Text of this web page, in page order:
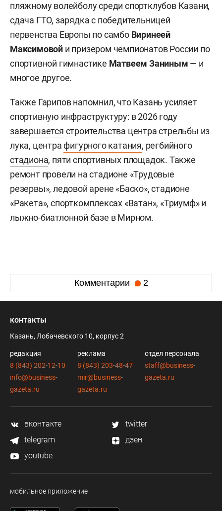
пляжному волейболу среди спортклубов Казани,
сдача ГТО, зарядка с победительницей
первенства Европы по самбо Виринеей
Максимовой и призером чемпионатов России по
спортивной гимнастике Матвеем Заниным — и
многое другое.
Также Гарипов напомнил, что Казань усиляет
спортивную инфраструктуру: в 2026 году
завершается строительства центра стрельбы из
лука, центра фигурного катания, регбийного
стадиона, пяти спортивных площадок. Также
ремонт провели на стадионе «Трудовые
резервы», ледовой арене «Баско», стадионе
«Ракета», спорткомплексах «Ватан», «Триумф» и
лыжно-биатлонной базе в Мирном.
Комментарии 2
контакты
Казань, Лобачевского 10, корпус 2
редакция
8 (843) 202-12-10
info@business-
gazeta.ru
реклама
8 (843) 203-48-47
mir@business-
gazeta.ru
отдел персонала
staff@business-
gazeta.ru
вконтакте
twitter
telegram
дзен
youtube
мобильное приложение